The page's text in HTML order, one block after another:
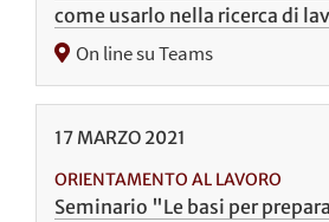
come usarlo nella ricerca di
On line su Teams
17 MARZO 2021
ORIENTAMENTO AL LAVORO
Seminario "Le basi per